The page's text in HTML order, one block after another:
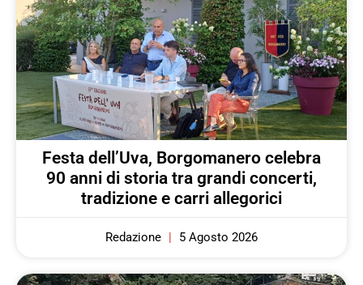
Festa dell’Uva, Borgomanero celebra
90 anni di storia tra grandi concerti,
tradizione e carri allegorici
Redazione 5 Agosto 2026